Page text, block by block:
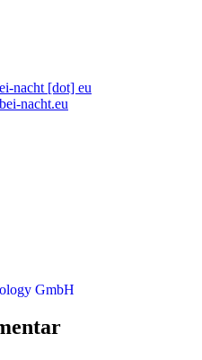
nacht [dot] eu
nacht.eu
GmbH